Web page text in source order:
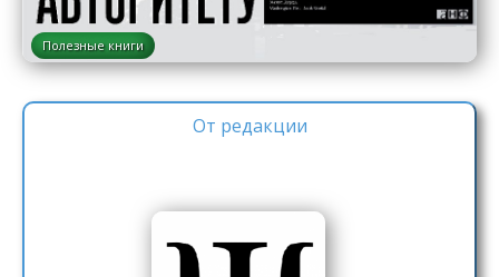
Полезные книги
От редакции